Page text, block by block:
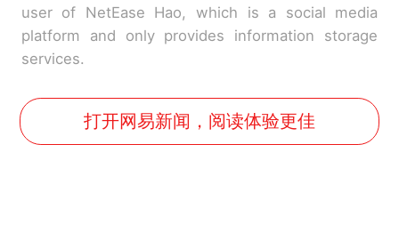
user of NetEase Hao, which is a social media
platform and only provides information storage
services.
打开网易新闻，阅读体验更佳